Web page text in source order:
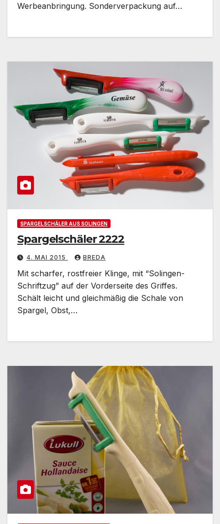
Werbeanbringung. Sonderverpackung auf…
SPARGELSCHÄLER AUS SOLINGEN
Spargelschäler 2222
4. MAI 2015 BREDA
Mit scharfer, rostfreier Klinge, mit “Solingen-
Schriftzug” auf der Vorderseite des Griffes.
Schält leicht und gleichmäßig die Schale von
Spargel, Obst,…